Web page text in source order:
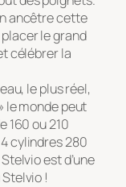
ancêtre cette
le grand
célébrer la
le plus réel,
le monde peut
160 ou 210
cylindres 280
est d’une
!